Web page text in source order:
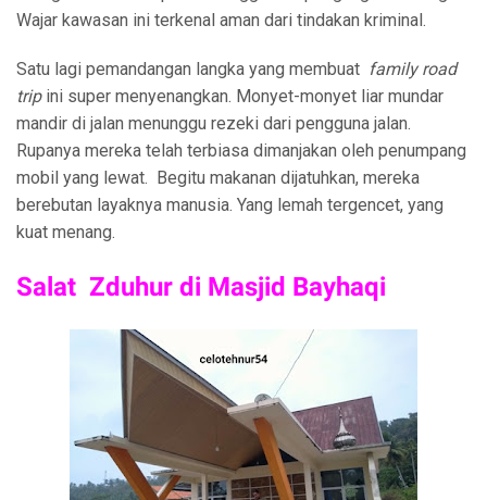
Wajar kawasan ini terkenal aman dari tindakan kriminal.
Satu lagi pemandangan langka yang membuat family road
tripini super menyenangkan. Monyet-monyet liar mundar
mandir di jalan menunggu rezeki dari pengguna jalan.
Rupanya mereka telah terbiasa dimanjakan oleh penumpang
mobil yang lewat. Begitu makanan dijatuhkan, mereka
berebutan layaknya manusia. Yang lemah tergencet, yang
kuat menang.
Salat Zduhur di Masjid Bayhaqi